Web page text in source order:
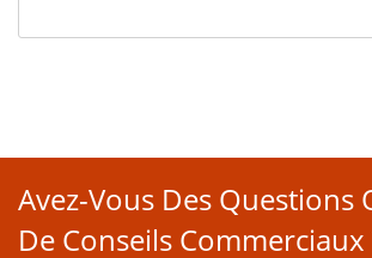
Avez-Vous Des Questions
De Conseils Commerciaux